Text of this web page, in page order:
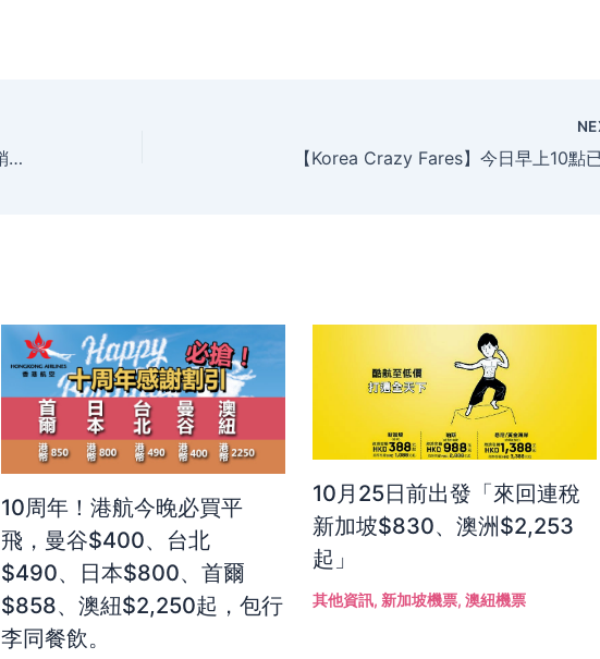
【Korea Crazy Fares】四間韓國廉航聯合促銷,明日(5月9日)10點,首爾/釜山 $800-$1,000 【Korea Crazy Fares】今日早上10點
10周年！港航今晚必買平
飛，曼谷$400、台北
$490、日本$800、首爾
$858、澳紐$2,250起，包行
李同餐飲。
10月25日前出發「來回連稅
新加坡$830、澳洲$2,253
起」
其他資訊, 新加坡機票, 澳紐機票